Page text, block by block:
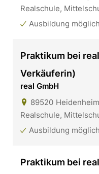
Realschule,
Ausbildung möglich
Praktikum bei
Verkäuferin)
real GmbH
89520 Heidenheim
Realschule,
Ausbildung möglich
Praktikum bei